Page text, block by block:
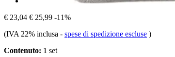
€ 23,04 € 25,99 -11%
(IVA 22% inclusa - spese di spedizione escluse )
Contenuto: 1 set